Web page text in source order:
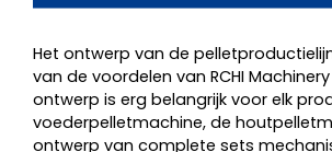
Het ontwerp van de
van de voordelen van RCHI
ontwerp is erg belangrijk voor elk
voederpelletmachine, de
ontwerp van complete sets